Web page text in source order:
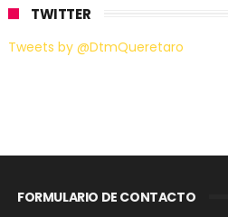
TWITTER
Tweets by @DtmQueretaro
FORMULARIO DE CONTACTO